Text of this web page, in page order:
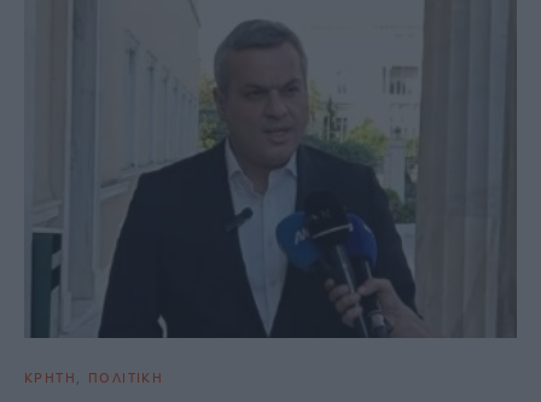
ΚΡΗΤΗ ΠΟΛΙΤΙΚΗ